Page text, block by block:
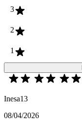
3
2
1
Іnesa13
08/04/2026